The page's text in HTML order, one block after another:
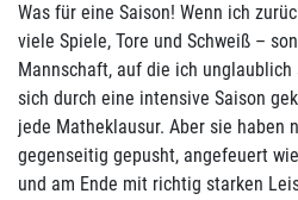
Was für eine Saison! Wenn ich
viele Spiele, Tore und Schweiß –
Mannschaft, auf die ich
sich durch eine intensive Saison
jede Matheklausur. Aber sie haben
gegenseitig gepusht, angefeuert
und am Ende mit richtig starken